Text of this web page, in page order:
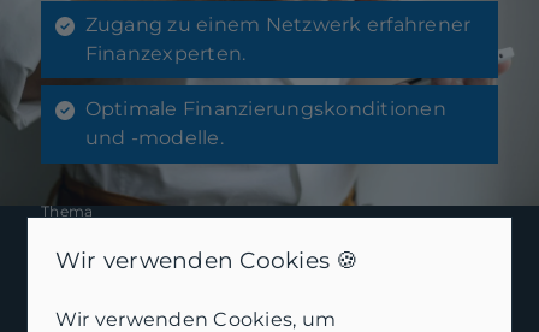
Zugang zu einem Netzwerk erfahrener
Finanzexperten.
Optimale Finanzierungskonditionen
und -modelle.
Thema
Anrede
Wir verwenden Cookies 🍪
Wir verwenden Cookies, um